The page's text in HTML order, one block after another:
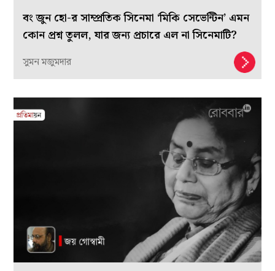
বং জুন হো-র সাম্প্রতিক সিনেমা ‘মিকি সেভেন্টিন’ এমন
কোন প্রশ্ন তুলল, যার জন্য প্রচারে এল না সিনেমাটি?
সুমন মজুমদার